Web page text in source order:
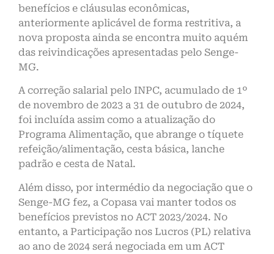
benefícios e cláusulas econômicas,
anteriormente aplicável de forma restritiva, a
nova proposta ainda se encontra muito aquém
das reivindicações apresentadas pelo Senge-
MG.
A correção salarial pelo INPC, acumulado de 1º
de novembro de 2023 a 31 de outubro de 2024,
foi incluída assim como a atualização do
Programa Alimentação, que abrange o tíquete
refeição/alimentação, cesta básica, lanche
padrão e cesta de Natal.
Além disso, por intermédio da negociação que o
Senge-MG fez, a Copasa vai manter todos os
benefícios previstos no ACT 2023/2024. No
entanto, a Participação nos Lucros (PL) relativa
ao ano de 2024 será negociada em um ACT